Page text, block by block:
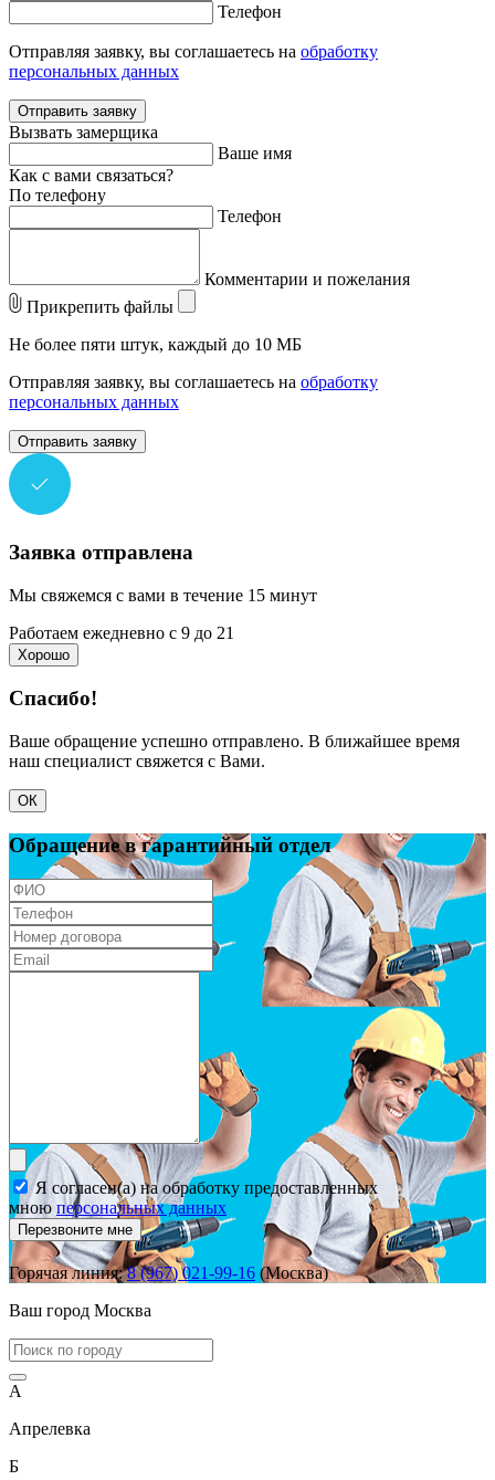
Телефон
Отправляя заявку, вы соглашаетесь на обработку
персональных данных
Отправить заявку
Вызвать замерщика
Ваше имя
Как с вами связаться?
По телефону
Телефон
Комментарии и пожелания
Прикрепить файлы
Не более пяти штук, каждый до 10 МБ
Отправляя заявку, вы соглашаетесь на обработку
персональных данных
Отправить заявку
Заявка отправлена
Мы свяжемся с вами в течение 15 минут
Работаем ежедневно с 9 до 21
Хорошо
Спасибо!
Ваше обращение успешно отправлено. В ближайшее время
наш специалист свяжется с Вами.
ОК
Обращение в гарантийный отдел
Я согласен(а) на обработку предоставленных
мною персональных данных
Перезвоните мне
Горячая линия:8 (967) 021-99-16 (Москва)
Ваш город Москва
А
Апрелевка
Б